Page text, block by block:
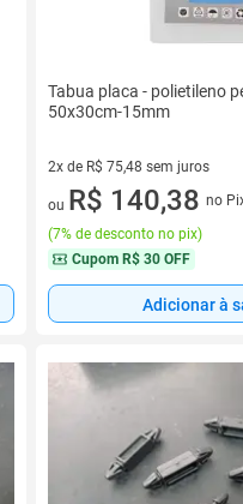
Tabua placa - polietileno
50x30cm-15mm
2x de R$ 75,48 sem juros
2 vez de R$ 75,48 sem juros
ou R$ 140,38 no
(7% de desconto no pix)
Cupom R$ 30 OFF
Adicionar à